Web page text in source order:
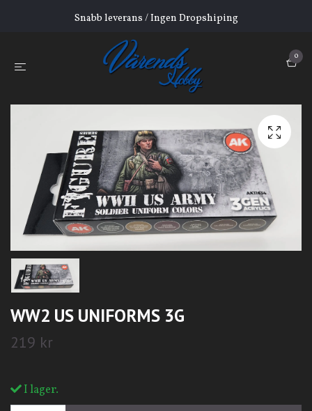
Snabb leverans / Ingen Dropshiping
0
WW2 US UNIFORMS 3G
219 kr
I lager.